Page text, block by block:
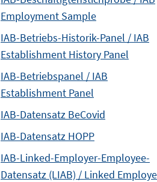
Employment Sample
IAB-Betriebs-Historik-Panel / IAB
Establishment History Panel
IAB-Betriebspanel / IAB
Establishment Panel
IAB-Datensatz BeCovid
IAB-Datensatz HOPP
IAB-Linked-Employer-Employee-
Datensatz (LIAB) / Linked